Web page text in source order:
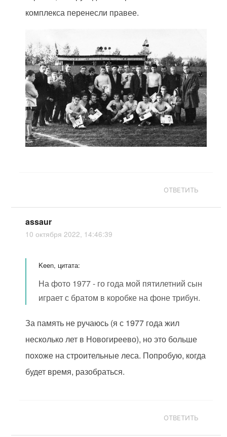
комплекса перенесли правее.
ОТВЕТИТЬ
assaur
10 октября 2022, 14:46:39
Keen, цитата:
На фото 1977 - го года мой пятилетний сын
играет с братом в коробке на фоне трибун.
За память не ручаюсь (я с 1977 года жил
несколько лет в Новогиреево), но это больше
похоже на строительные леса. Попробую, когда
будет время, разобраться.
ОТВЕТИТЬ